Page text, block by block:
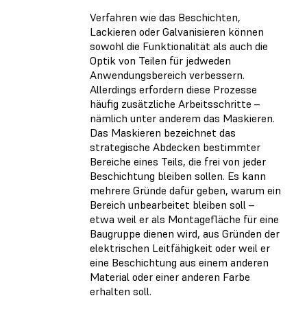
Verfahren wie das Beschichten,
Lackieren oder Galvanisieren können
sowohl die Funktionalität als auch die
Optik von Teilen für jedweden
Anwendungsbereich verbessern.
Allerdings erfordern diese Prozesse
häufig zusätzliche Arbeitsschritte –
nämlich unter anderem das Maskieren.
Das Maskieren bezeichnet das
strategische Abdecken bestimmter
Bereiche eines Teils, die frei von jeder
Beschichtung bleiben sollen. Es kann
mehrere Gründe dafür geben, warum ein
Bereich unbearbeitet bleiben soll –
etwa weil er als Montagefläche für eine
Baugruppe dienen wird, aus Gründen der
elektrischen Leitfähigkeit oder weil er
eine Beschichtung aus einem anderen
Material oder einer anderen Farbe
erhalten soll.